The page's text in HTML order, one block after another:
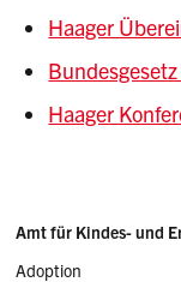
Haager
Haager
Sidebar
Adressen
Amt für Kindes- und
Adoption